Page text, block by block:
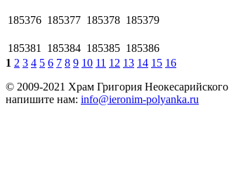
185376 185377 185378 185379
185381 185384 185385 185386
1 2 3 4 5 6 7 8 9 10 11 12 13 14 15 16
© 2009-2021 Храм Григория Неокесарийского
напишите нам: info@ieronim-polyanka.ru